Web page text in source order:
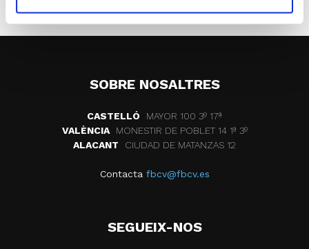
SOBRE NOSALTRES
CASTELLÓ
MAYOR 100 3º 17ª
VALÈNCIA
MONESTIR DE POBLET 14 1ª 3º
ALACANT
CIUDAD DE MATANZAS 12
Contacta fbcv@fbcv.es
SEGUEIX-NOS